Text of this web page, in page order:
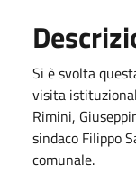
Si è svolta
visita
Rimini,
sindaco Filippo
comunale.